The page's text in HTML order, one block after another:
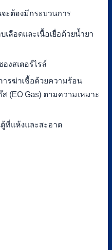
ะต้องมีกระบวนการ
เลือดและเนื้อเยื่อด้วยน้ำยา
องสเตอร์ไรล์
ารฆ่าเชื้อด้วยความร้อน
(EO Gas) ตามความเหมาะ
ตู้ที่แห้งและสะอาด